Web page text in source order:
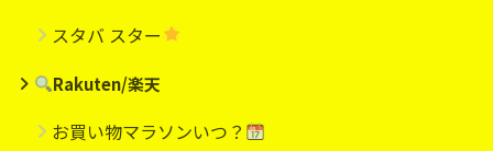
スタバ スター
Rakuten/楽天
お買い物マラソンいつ？